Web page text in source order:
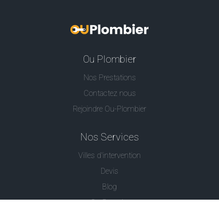
Ou Plombier
Nos Prestations
Contactez nous
Rejoindre Ou-Plombier
Nos Services
Villes d'intervention
Devis
Blog
Ou Serrurier